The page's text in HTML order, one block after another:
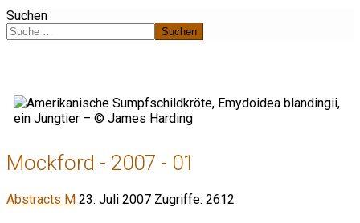
Suchen
Suchen
Mockford - 2007 - 01
Abstracts M 23. Juli 2007 Zugriffe: 2612